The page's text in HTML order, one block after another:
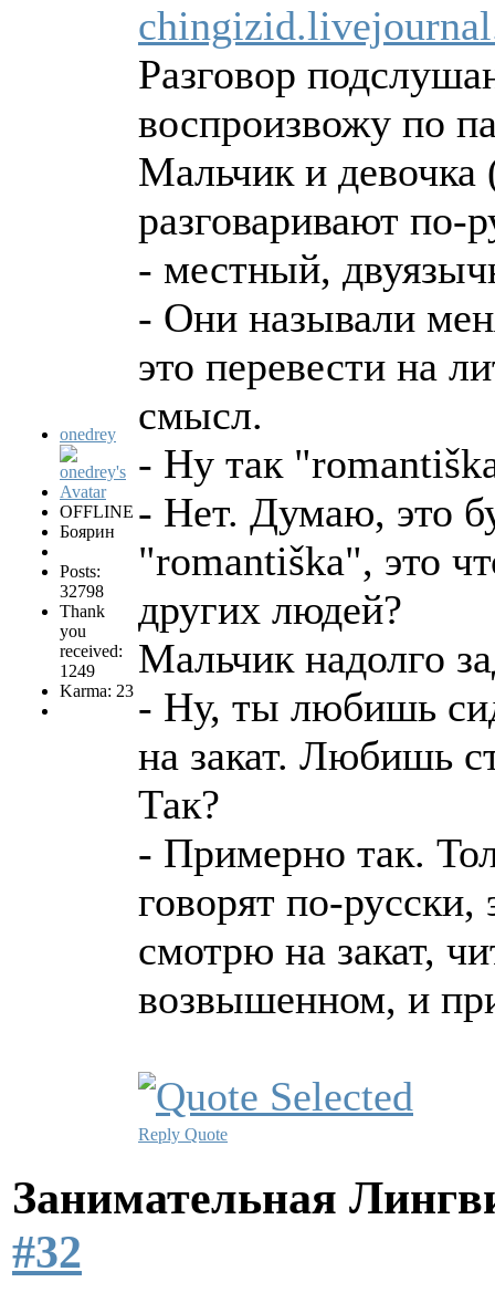
onedrey
OFFLINE
Боярин
Posts:
32798
Thank
you
received:
1249
Karma: 23
Разговор
воспроизвожу по
Мальчик и
разговаривают по-
- местный,
- Они называли
это перевести на
смысл.
- Ну так
- Нет. Думаю, это
"romantiška", это
других людей?
Мальчик надолго
- Ну, ты любишь
на закат. Любишь
Так?
- Примерно так.
говорят по-русски,
смотрю на закат,
возвышенном, и
Reply Quote
Занимательная
#32